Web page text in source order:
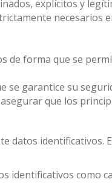
explícitos y
necesarios
de forma que se
se garantice su
que los
datos identificativos.
identificativos como